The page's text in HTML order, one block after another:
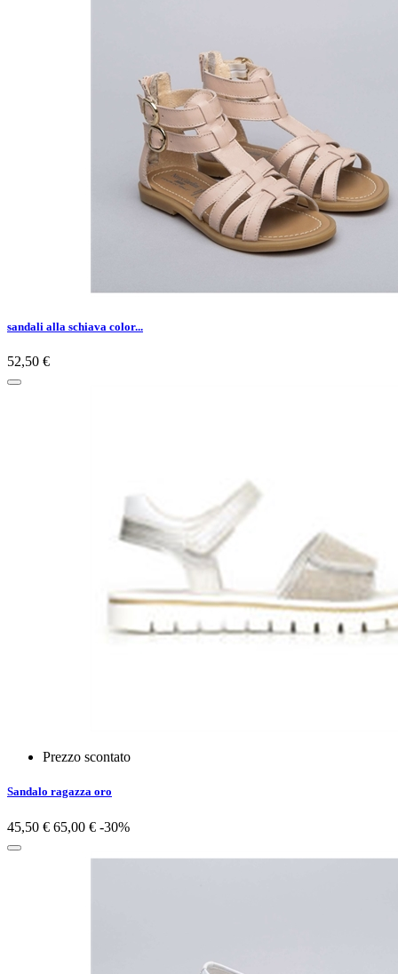
sandali alla schiava color...
52,50 €
Prezzo scontato
Sandalo ragazza oro
45,50 € 65,00 € -30%